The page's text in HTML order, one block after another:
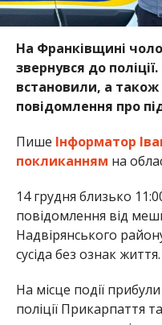
На Франківщині
звернувся до
встановили, а також
повідомлення про
Пише Інформатор
покликанням на
14 грудня близько
повідомлення від
Надвірянського
сусіда без ознак життя.
На місце події
поліції Прикарпаття